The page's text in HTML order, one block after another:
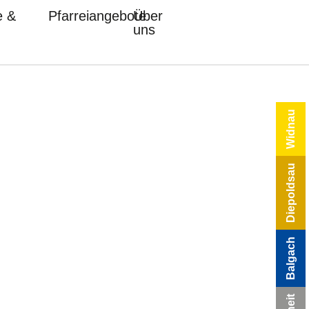
&
PfarreiangeboteÜber
uns
Widnau
Diepoldsau
Balgach